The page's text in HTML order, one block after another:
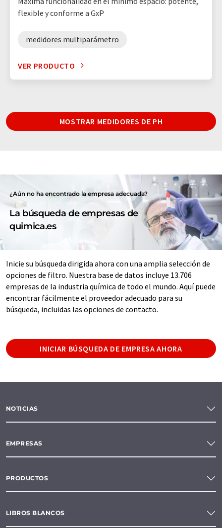
flexible y conforme a GxP
medidores multiparámetro
VER PRODUCTO
MOSTRAR MEDIDORES DE PH
¿Aún no ha encontrado la empresa adecuada?
La búsqueda de empresas de
quimica.es
Inicie su búsqueda dirigida ahora con una amplia selección de
opciones de filtro. Nuestra base de datos incluye 13.706
empresas de la industria química de todo el mundo. Aquí puede
encontrar fácilmente el proveedor adecuado para su
búsqueda, incluidas las opciones de contacto.
INICIAR BÚSQUEDA DE EMPRESA AHORA
NOTICIAS
EMPRESAS
PRODUCTOS
LIBROS BLANCOS